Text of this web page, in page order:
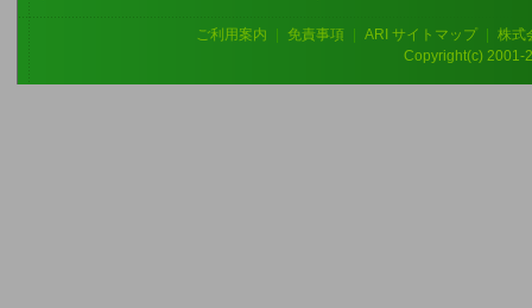
ご利用案内 免責事項 ARI サイトマップ
株式
Copyright(c) 2001-